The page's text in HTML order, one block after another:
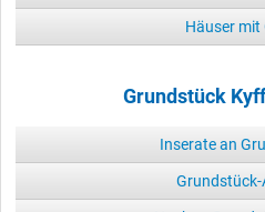
Häuser mit
Grundstück
Inserate an